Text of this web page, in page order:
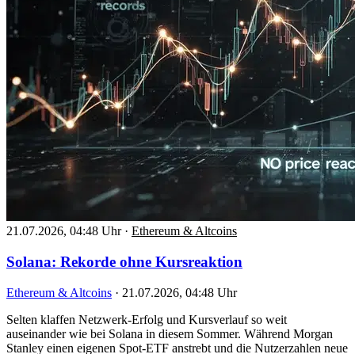
21.07.2026, 04:48 Uhr · Ethereum & Altcoins
Solana: Rekorde ohne Kursreaktion
Ethereum & Altcoins · 21.07.2026, 04:48 Uhr
Selten klaffen Netzwerk-Erfolg und Kursverlauf so weit
auseinander wie bei Solana in diesem Sommer. Während Morgan
Stanley einen eigenen Spot-ETF anstrebt und die Nutzerzahlen neue